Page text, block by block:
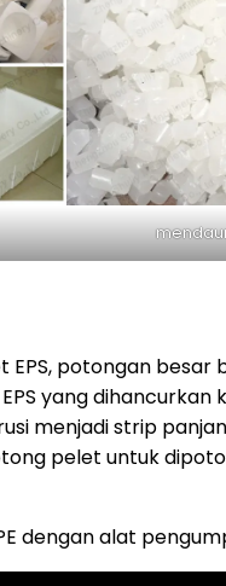
potongan besar
yang dihancurkan
menjadi strip
pelet untuk
dengan alat